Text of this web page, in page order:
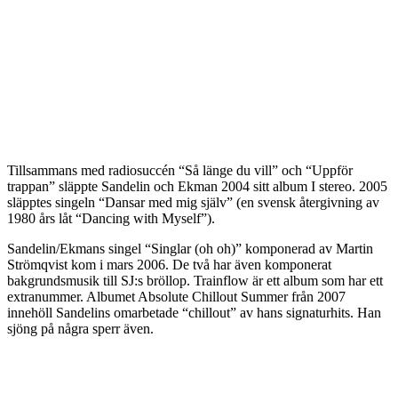
Tillsammans med radiosuccén “Så länge du vill” och “Uppför
trappan” släppte Sandelin och Ekman 2004 sitt album I stereo. 2005
släpptes singeln “Dansar med mig själv” (en svensk återgivning av
1980 års låt “Dancing with Myself”).
Sandelin/Ekmans singel “Singlar (oh oh)” komponerad av Martin
Strömqvist kom i mars 2006. De två har även komponerat
bakgrundsmusik till SJ:s bröllop. Trainflow är ett album som har ett
extranummer. Albumet Absolute Chillout Summer från 2007
innehöll Sandelins omarbetade “chillout” av hans signaturhits. Han
sjöng på några sperr även.